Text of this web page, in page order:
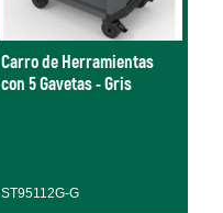
Carro de Herramientas
con 5 Gavetas - Gris
ST95112G-G